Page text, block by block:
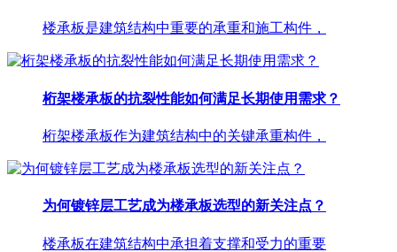
楼承板是建筑结构中重要的承重和施工构件，
桁架楼承板的抗裂性能如何满足长期使用需求？
桁架楼承板作为建筑结构中的关键承重构件，
为何镀锌层工艺成为楼承板选型的新关注点？
楼承板在建筑结构中承担着支撑和受力的重要